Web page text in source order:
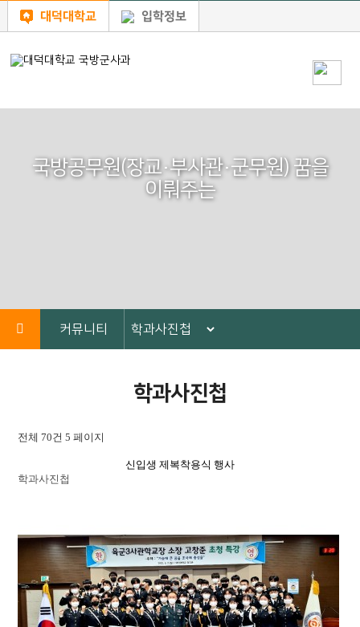
대덕대학교 입학정보
국방공무원(장교·부사관·군무원) 꿈을
이뤄주는
커뮤니티
학과사진첩
전체 70건 5 페이지
신입생 제복착용식 행사
학과사진첩